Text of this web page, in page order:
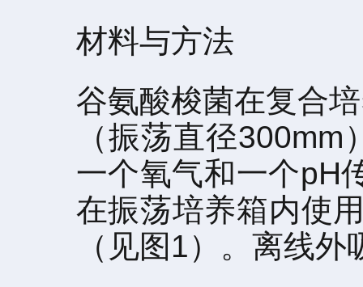
材料与方法
谷氨酸梭菌在复合
（振荡直径
一个氧气和一个pH
在振荡培养箱内使
（见图1）。离线